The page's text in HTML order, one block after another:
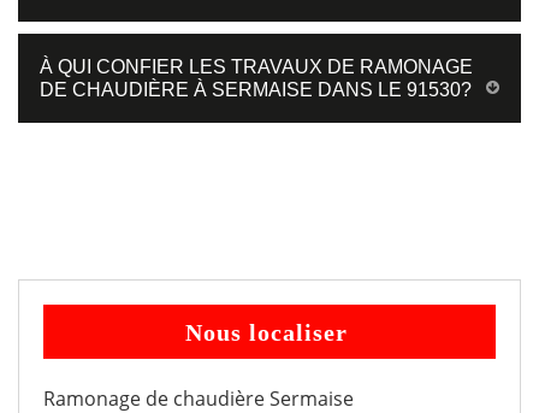
À QUI CONFIER LES TRAVAUX DE RAMONAGE
DE CHAUDIÈRE À SERMAISE DANS LE 91530?
Nous localiser
Ramonage de chaudière Sermaise